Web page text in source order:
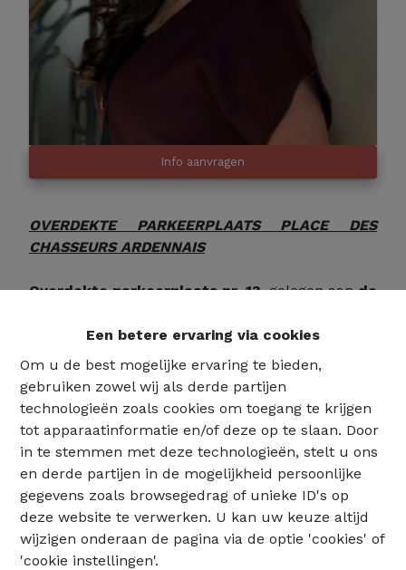
Een betere ervaring via cookies
Om u de best mogelijke ervaring te bieden,
gebruiken zowel wij als derde partijen
technologieën zoals cookies om toegang te krijgen
tot apparaatinformatie en/of deze op te slaan. Door
in te stemmen met deze technologieën, stelt u ons
en derde partijen in de mogelijkheid persoonlijke
gegevens zoals browsegedrag of unieke ID's op
deze website te verwerken. U kan uw keuze altijd
wijzigen onderaan de pagina via de optie 'cookies' of
'cookie instellingen'.
Info aanvragen
OVERDEKTE PARKEERPLAATS PLACE DES
CHASSEURS ARDENNAIS
Overdekte parkeerplaats nr. 13, gelegen aande
de Place des Chasseurs Ardennais, in de
kelder van de Résidence Joséphine
Het volledige adres en alle documenten met
betrekking tot de woning vindt u op onze website
www.eventimmo.be.
Delen